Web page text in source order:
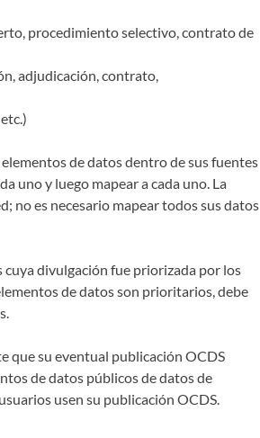
procedimiento selectivo, contrato de
adjudicación, contrato,
de datos dentro de sus fuentes
uno y luego mapear a cada uno. La
no es necesario mapear todos sus datos
divulgación fue priorizada por los
de datos son prioritarios, debe
que su eventual publicación OCDS
de datos públicos de datos de
usen su publicación OCDS.